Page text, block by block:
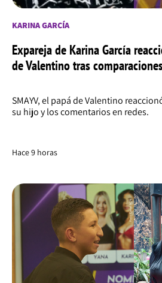
KARINA GARCÍA
Expareja de Karina García
de Valentino tras
SMAYV, el papá de Valentino
su hijo y los comentarios en redes.
Hace 9 horas